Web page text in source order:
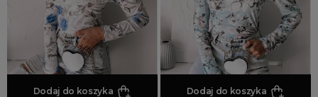
Dodaj do koszyka Dodaj do koszyka